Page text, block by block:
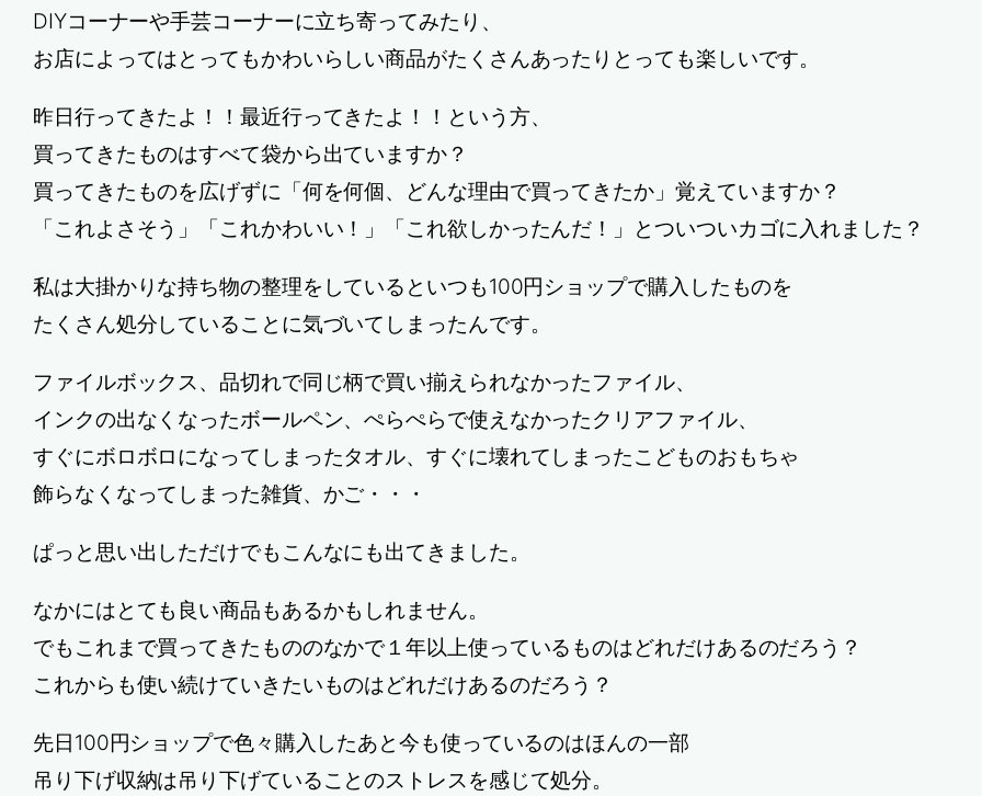
DIYコーナーや手芸コーナーに立ち寄ってみたり、
お店によってはとってもかわいらしい商品がたくさんあったりとっても楽しいです。
昨日行ってきたよ！！最近行ってきたよ！！という方、
買ってきたものはすべて袋から出ていますか？
買ってきたものを広げずに「何を何個、どんな理由で買ってきたか」覚えていますか？
「これよさそう」「これかわいい！」「これ欲しかったんだ！」とついついカゴに入れました？
私は大掛かりな持ち物の整理をしているといつも100円ショップで購入したものを
たくさん処分していることに気づいてしまったんです。
ファイルボックス、品切れで同じ柄で買い揃えられなかったファイル、
インクの出なくなったボールペン、ぺらぺらで使えなかったクリアファイル、
すぐにボロボロになってしまったタオル、すぐに壊れてしまったこどものおもちゃ
飾らなくなってしまった雑貨、かご・・・
ぱっと思い出しただけでもこんなにも出てきました。
なかにはとても良い商品もあるかもしれません。
でもこれまで買ってきたもののなかで１年以上使っているものはどれだけあるのだろう？
これからも使い続けていきたいものはどれだけあるのだろう？
先日100円ショップで色々購入したあと今も使っているのはほんの一部
吊り下げ収納は吊り下げていることのストレスを感じて処分。